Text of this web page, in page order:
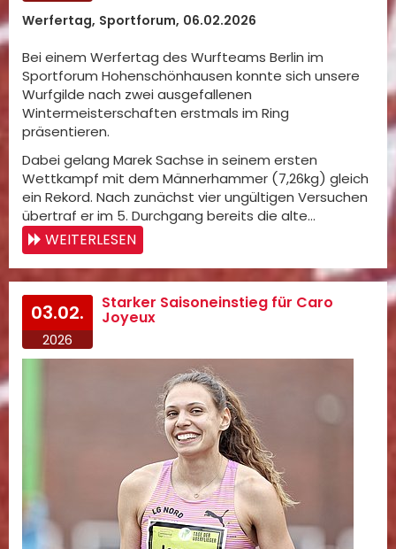
Werfertag, Sportforum, 06.02.2026
Bei einem Werfertag des Wurfteams Berlin im
Sportforum Hohenschönhausen konnte sich unsere
Wurfgilde nach zwei ausgefallenen
Wintermeisterschaften erstmals im Ring
präsentieren.
Dabei gelang Marek Sachse in seinem ersten
Wettkampf mit dem Männerhammer (7,26kg) gleich
ein Rekord. Nach zunächst vier ungültigen Versuchen
übertraf er im 5. Durchgang bereits die alte…
WEITERLESEN
03.02.
2026
Starker Saisoneinstieg für Caro
Joyeux